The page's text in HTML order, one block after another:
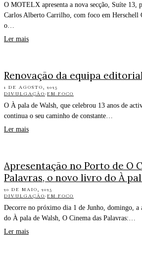
O MOTELX apresenta a nova secção, Suíte 13,
Carlos Alberto Carrilho, com foco em Herschell
o…
Ler mais
Renovação da equipa
1 DE AGOSTO, 2025
DIVULGAÇÃO·EM FOCO
O À pala de Walsh, que celebrou 13 anos de
continua o seu caminho de constante…
Ler mais
Apresentação no Porto de O
Palavras, o novo livro do À
20 DE MAIO, 2025
DIVULGAÇÃO·EM FOCO
Decorre no próximo dia 1 de Junho, domingo, a
do À pala de Walsh, O Cinema das Palavras:…
Ler mais